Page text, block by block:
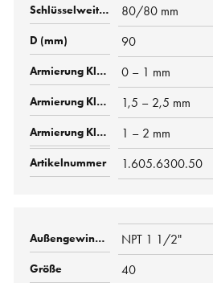
80/80 mm
90
0 – 1 mm
1,5 – 2,5 mm
1 – 2 mm
1.605.6300.50
NPT 1 1/2"
40